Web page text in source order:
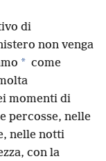
di
non venga
* come
momenti di
percosse, nelle
nelle notti
con la